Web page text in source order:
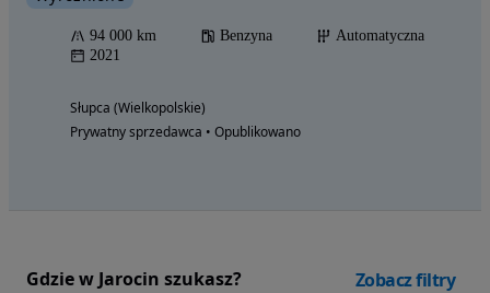
94 000 km Benzyna
Automatyczna
2021
Słupca (Wielkopolskie)
Prywatny sprzedawca • Opublikowano
Gdzie w Jarocin szukasz? Zobacz filtry